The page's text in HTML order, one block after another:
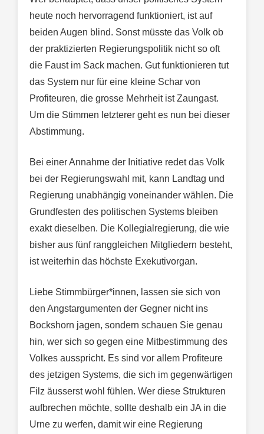
heute noch hervorragend funktioniert, ist auf
beiden Augen blind. Sonst müsste das Volk ob
der praktizierten Regierungspolitik nicht so oft
die Faust im Sack machen. Gut funktionieren tut
das System nur für eine kleine Schar von
Profiteuren, die grosse Mehrheit ist Zaungast.
Um die Stimmen letzterer geht es nun bei dieser
Abstimmung.
Bei einer Annahme der Initiative redet das Volk
bei der Regierungswahl mit, kann Landtag und
Regierung unabhängig voneinander wählen. Die
Grundfesten des politischen Systems bleiben
exakt dieselben. Die Kollegialregierung, die wie
bisher aus fünf ranggleichen Mitgliedern besteht,
ist weiterhin das höchste Exekutivorgan.
Liebe Stimmbürger*innen, lassen sie sich von
den Angstargumenten der Gegner nicht ins
Bockshorn jagen, sondern schauen Sie genau
hin, wer sich so gegen eine Mitbestimmung des
Volkes ausspricht. Es sind vor allem Profiteure
des jetzigen Systems, die sich im gegenwärtigen
Filz äusserst wohl fühlen. Wer diese Strukturen
aufbrechen möchte, sollte deshalb ein JA in die
Urne zu werfen, damit wir eine Regierung